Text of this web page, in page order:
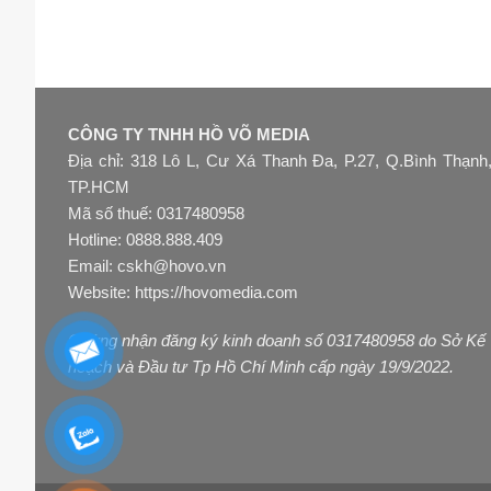
CÔNG TY TNHH HỒ VÕ MEDIA
Địa chỉ: 318 Lô L, Cư Xá Thanh Đa, P.27, Q.Bình Thạnh,
TP.HCM
Mã số thuế: 0317480958
Hotline: 0888.888.409
Email: cskh@hovo.vn
Website: https://hovomedia.com
Chứng nhận đăng ký kinh doanh số 0317480958 do Sở Kế
hoạch và Đầu tư Tp Hồ Chí Minh cấp ngày 19/9/2022.